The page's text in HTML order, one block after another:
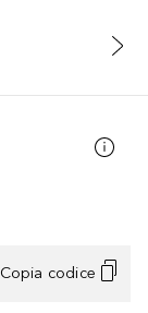
Copia codice